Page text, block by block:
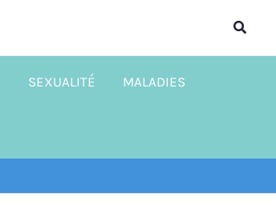
SEXUALITÉ MALADIES